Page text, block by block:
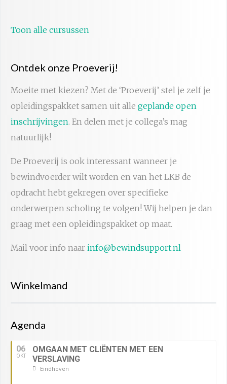
Toon alle cursussen
Ontdek onze Proeverij!
Moeite met kiezen? Met de ‘Proeverij’ stel je zelf je
opleidingspakket samen uit alle geplande open
inschrijvingen. En delen met je collega’s mag
natuurlijk!
De Proeverij is ook interessant wanneer je
bewindvoerder wilt worden en van het LKB de
opdracht hebt gekregen over specifieke
onderwerpen scholing te volgen! Wij helpen je dan
graag met een opleidingspakket op maat.
Mail voor info naar info@bewindsupport.nl
Winkelmand
Agenda
06
OKT
OMGAAN MET CLIËNTEN MET EEN
VERSLAVING
Eindhoven